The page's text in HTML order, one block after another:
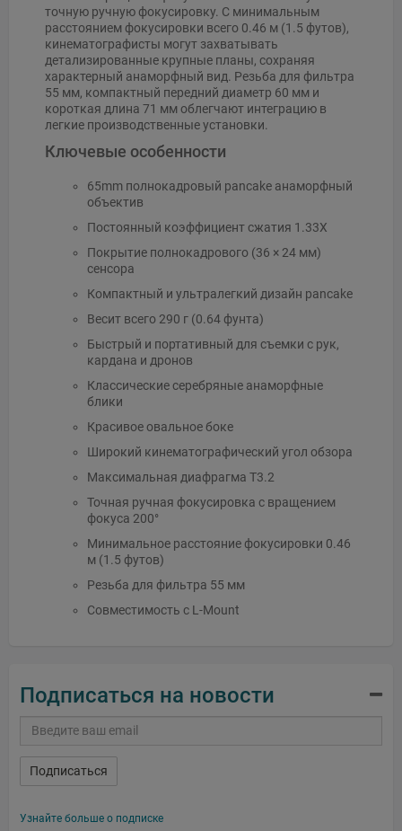
точную ручную фокусировку. С минимальным
расстоянием фокусировки всего 0.46 м (1.5 футов),
кинематографисты могут захватывать
детализированные крупные планы, сохраняя
характерный анаморфный вид. Резьба для фильтра
55 мм, компактный передний диаметр 60 мм и
короткая длина 71 мм облегчают интеграцию в
легкие производственные установки.
Ключевые особенности
65mm полнокадровый pancake анаморфный
объектив
Постоянный коэффициент сжатия 1.33X
Покрытие полнокадрового (36 × 24 мм)
сенсора
Компактный и ультралегкий дизайн pancake
Весит всего 290 г (0.64 фунта)
Быстрый и портативный для съемки с рук,
кардана и дронов
Классические серебряные анаморфные
блики
Красивое овальное боке
Широкий кинематографический угол обзора
Максимальная диафрагма T3.2
Точная ручная фокусировка с вращением
фокуса 200°
Минимальное расстояние фокусировки 0.46
м (1.5 футов)
Резьба для фильтра 55 мм
Совместимость с L-Mount
Подписаться на новости
Подписаться
Узнайте больше о подписке